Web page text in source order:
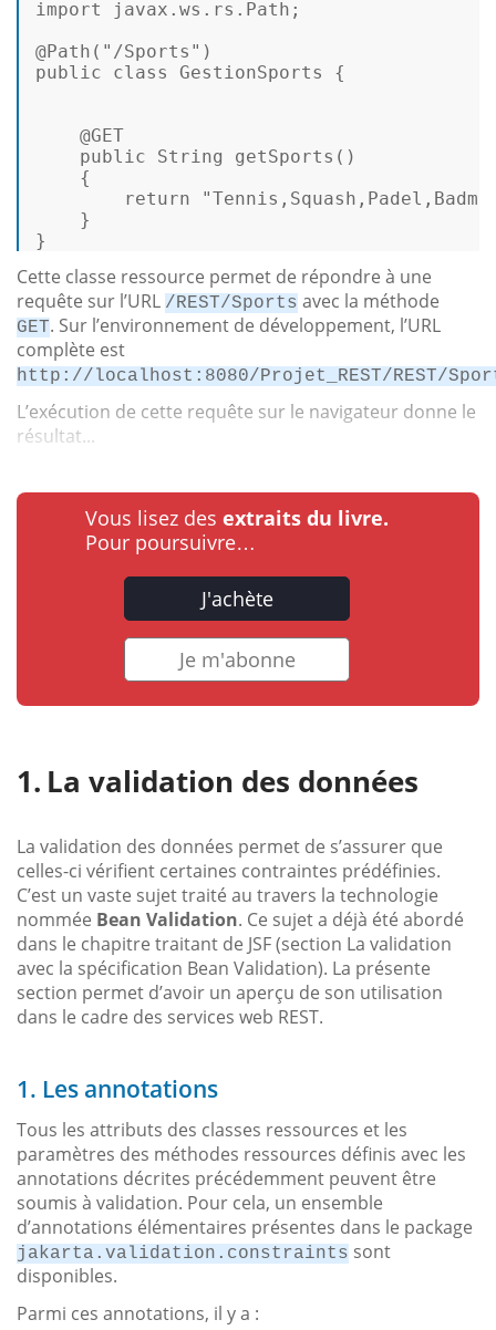
import
javax.ws.rs.Path;
@Path( "/Sports" )
public
class GestionSports {
@GET
public String getSports()
{
return
}
}
Cette classe ressource permet de répondre à une
requête sur l’URL /REST/Sports avec la méthode
GET. Sur l’environnement de développement, l’URL
complète est
http://localhost:8080/Projet_REST/REST/
L’exécution de cette requête sur le navigateur donne le
résultat...
Vous lisez des extraits du livre.
Pour poursuivre…
J'achète
Je m'abonne
La validation des données
La validation des données permet de s’assurer que
celles-ci vérifient certaines contraintes prédéfinies.
C’est un vaste sujet traité au travers la technologie
nommée Bean Validation. Ce sujet a déjà été abordé
dans le chapitre traitant de JSF (section La validation
avec la spécification Bean Validation). La présente
section permet d’avoir un aperçu de son utilisation
dans le cadre des services web REST.
1. Les annotations
Tous les attributs des classes ressources et les
paramètres des méthodes ressources définis avec les
annotations décrites précédemment peuvent être
soumis à validation. Pour cela, un ensemble
d’annotations élémentaires présentes dans le package
jakarta.validation.constraints sont
disponibles.
Parmi ces annotations, il y a :